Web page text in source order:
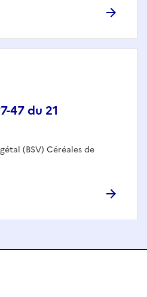
47 du 21
(BSV) Céréales de